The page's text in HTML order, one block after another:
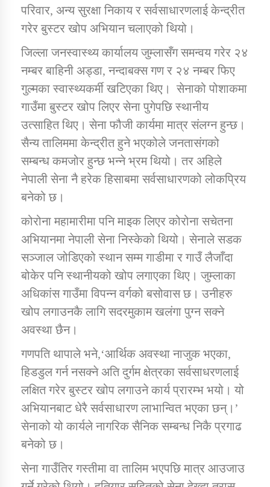
परिवार, अन्य सुरक्षा निकाय र सर्वसाधारणलाई केन्द्रीत
गरेर बुस्टर खोप अभियान चलाएको थियो।
जिल्ला जनस्वास्थ्य कार्यालय जुम्लासँग समन्वय गरेर २४
नम्बर बाहिनी अड्डा, नन्दाबक्स गण र २४ नम्बर फिए
गुल्मका स्वास्थ्यकर्मी खटिएका थिए। सेनाको पोशाकमा
गाउँमा बुस्टर खोप लिएर सेना पुगेपछि स्थानीय
उत्साहित थिए। सेना फौजी कार्यमा मात्र संलग्न हुन्छ।
सैन्य तालिममा केन्द्रीत हुने भएकोले जनतासंगको
सम्बन्ध कमजोर हुन्छ भन्ने भ्रम थियो। तर अहिले
नेपाली सेना नै हरेक हिसाबमा सर्वसाधारणको लोकप्रिय
बनेको छ।
कोरोना महामारीमा पनि माइक लिएर कोरोना सचेतना
अभियानमा नेपाली सेना निस्केको थियो। सेनाले सडक
सञ्जाल जोडिएको स्थान सम्म गाडीमा र गाउँ लैजाँदा
बोकेर पनि स्थानीयको खोप लगाएका थिए। जुम्लाका
अधिकांस गाउँमा विपन्न वर्गको बसोवास छ। उनीहरु
खोप लगाउनकै लागि सदरमुकाम खलंगा पुग्न सक्ने
अवस्था छैन।
गणपति थापाले भने,‘आर्थिक अवस्था नाजुक भएका,
हिडडुल गर्न नसक्ने अति दुर्गम क्षेत्रका सर्वसाधरणलाई
लक्षित गरेर बुस्टर खोप लगाउने कार्य प्रारम्भ भयो। यो
अभियानबाट धेरै सर्वसाधारण लाभान्वित भएका छन्।’
सेनाको यो कार्यले नागरिक सैनिक सम्बन्ध निकै प्रगाढ
बनेको छ।
सेना गाउँतिर गस्तीमा वा तालिम भएपछि मात्र आउजाउ